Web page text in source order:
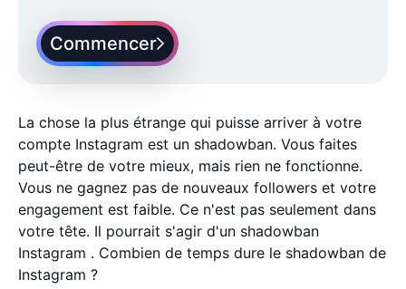
Commencer
La chose la plus étrange qui puisse arriver à votre
compte Instagram est un shadowban. Vous faites
peut-être de votre mieux, mais rien ne fonctionne.
Vous ne gagnez pas de nouveaux followers et votre
engagement est faible. Ce n'est pas seulement dans
votre tête. Il pourrait s'agir d'un shadowban
Instagram . Combien de temps dure le shadowban de
Instagram ?